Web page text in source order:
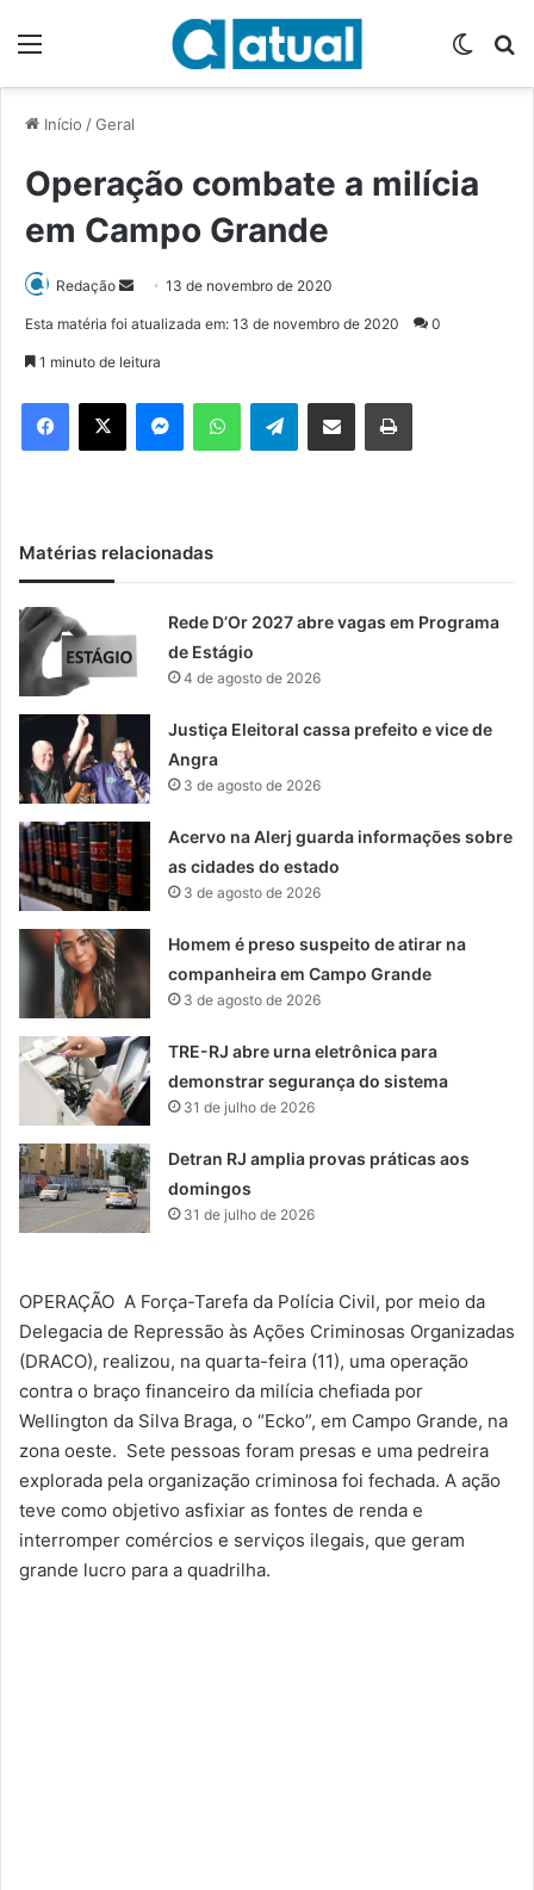
Início /Geral
Operação combate a milícia
em Campo Grande
Redação
d
e
m
13 de novembro de 2020
Esta matéria foi atualizada em: 13 de novembro de 2020 0
1 minuto de leitura
Telegram
Matérias relacionadas
Rede D’Or 2027 abre vagas em Programa
de Estágio
4 de agosto de 2026
Justiça Eleitoral cassa prefeito e vice de
Angra
3 de agosto de 2026
Acervo na Alerj guarda informações sobre
as cidades do estado
3 de agosto de 2026
Homem é preso suspeito de atirar na
companheira em Campo Grande
3 de agosto de 2026
TRE-RJ abre urna eletrônica para
demonstrar segurança do sistema
31 de julho de 2026
Detran RJ amplia provas práticas aos
domingos
31 de julho de 2026
OPERAÇÃO A Força-Tarefa da Polícia Civil, por meio da
Delegacia de Repressão às Ações Criminosas Organizadas
(DRACO), realizou, na quarta-feira (11), uma operação
contra o braço financeiro da milícia chefiada por
Wellington da Silva Braga, o “Ecko”, em Campo Grande, na
zona oeste. Sete pessoas foram presas e uma pedreira
explorada pela organização criminosa foi fechada. A ação
teve como objetivo asfixiar as fontes de renda e
interromper comércios e serviços ilegais, que geram
grande lucro para a quadrilha.